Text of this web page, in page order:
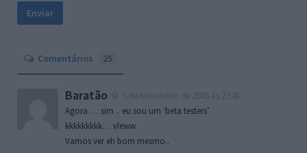
Comentários 25
Baratão
Agora … sim .. eu sou um ‘beta testers’
kkkkkkkkk… vleww
Vamos ver eh bom mesmo..